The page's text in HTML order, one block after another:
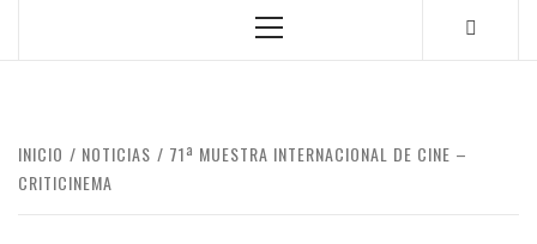
Menú
INICIO NOTICIAS
71ª MUESTRA INTERNACIONAL DE CINE –
CRITICINEMA